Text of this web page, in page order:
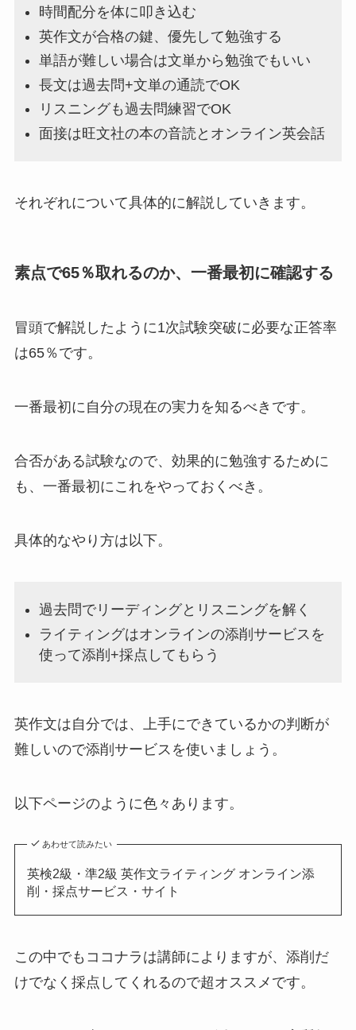
時間配分を体に叩き込む
英作文が合格の鍵、優先して勉強する
単語が難しい場合は文単から勉強でもいい
長文は過去問+文単の通読でOK
リスニングも過去問練習でOK
面接は旺文社の本の音読とオンライン英会話
それぞれについて具体的に解説していきます。
素点で65％取れるのか、一番最初に確認する
冒頭で解説したように1次試験突破に必要な正答率
は65％です。
一番最初に自分の現在の実力を知るべきです。
合否がある試験なので、効果的に勉強するために
も、一番最初にこれをやっておくべき。
具体的なやり方は以下。
過去問でリーディングとリスニングを解く
ライティングはオンラインの添削サービスを
使って添削+採点してもらう
英作文は自分では、上手にできているかの判断が
難しいので添削サービスを使いましょう。
以下ページのように色々あります。
あわせて読みたい
英検2級・準2級 英作文ライティング オンライン添
削・採点サービス・サイト
この中でもココナラは講師によりますが、添削だ
けでなく採点してくれるので超オススメです。